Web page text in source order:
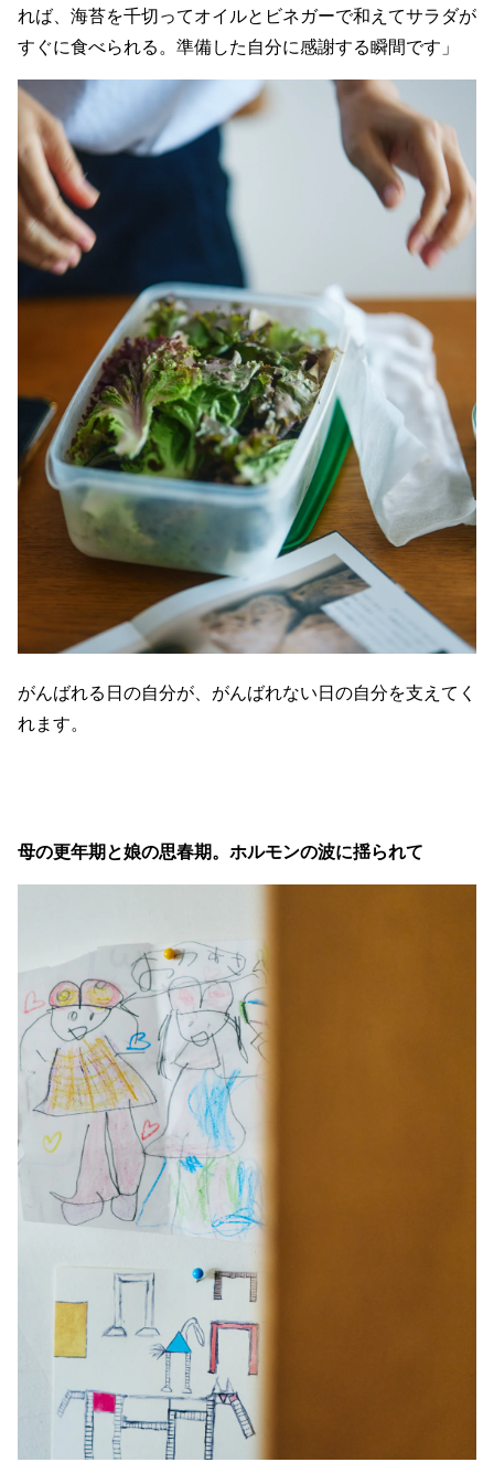
れば、海苔を千切ってオイルとビネガーで和えてサラダが
すぐに食べられる。準備した自分に感謝する瞬間です」
がんばれる日の自分が、がんばれない日の自分を支えてく
れます。
母の更年期と娘の思春期。ホルモンの波に揺られて